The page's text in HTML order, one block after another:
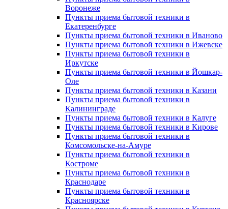
Воронеже
Пункты приема бытовой техники в
Екатеренбурге
Пункты приема бытовой техники в Иваново
Пункты приема бытовой техники в Ижевске
Пункты приема бытовой техники в
Иркутске
Пункты приема бытовой техники в Йошкар-
Оле
Пункты приема бытовой техники в Казани
Пункты приема бытовой техники в
Калининграде
Пункты приема бытовой техники в Калуге
Пункты приема бытовой техники в Кирове
Пункты приема бытовой техники в
Комсомольске-на-Амуре
Пункты приема бытовой техники в
Костроме
Пункты приема бытовой техники в
Краснодаре
Пункты приема бытовой техники в
Красноярске